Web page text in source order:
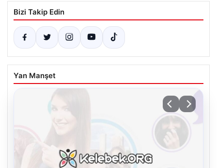
Bizi Takip Edin
Yan Manşet